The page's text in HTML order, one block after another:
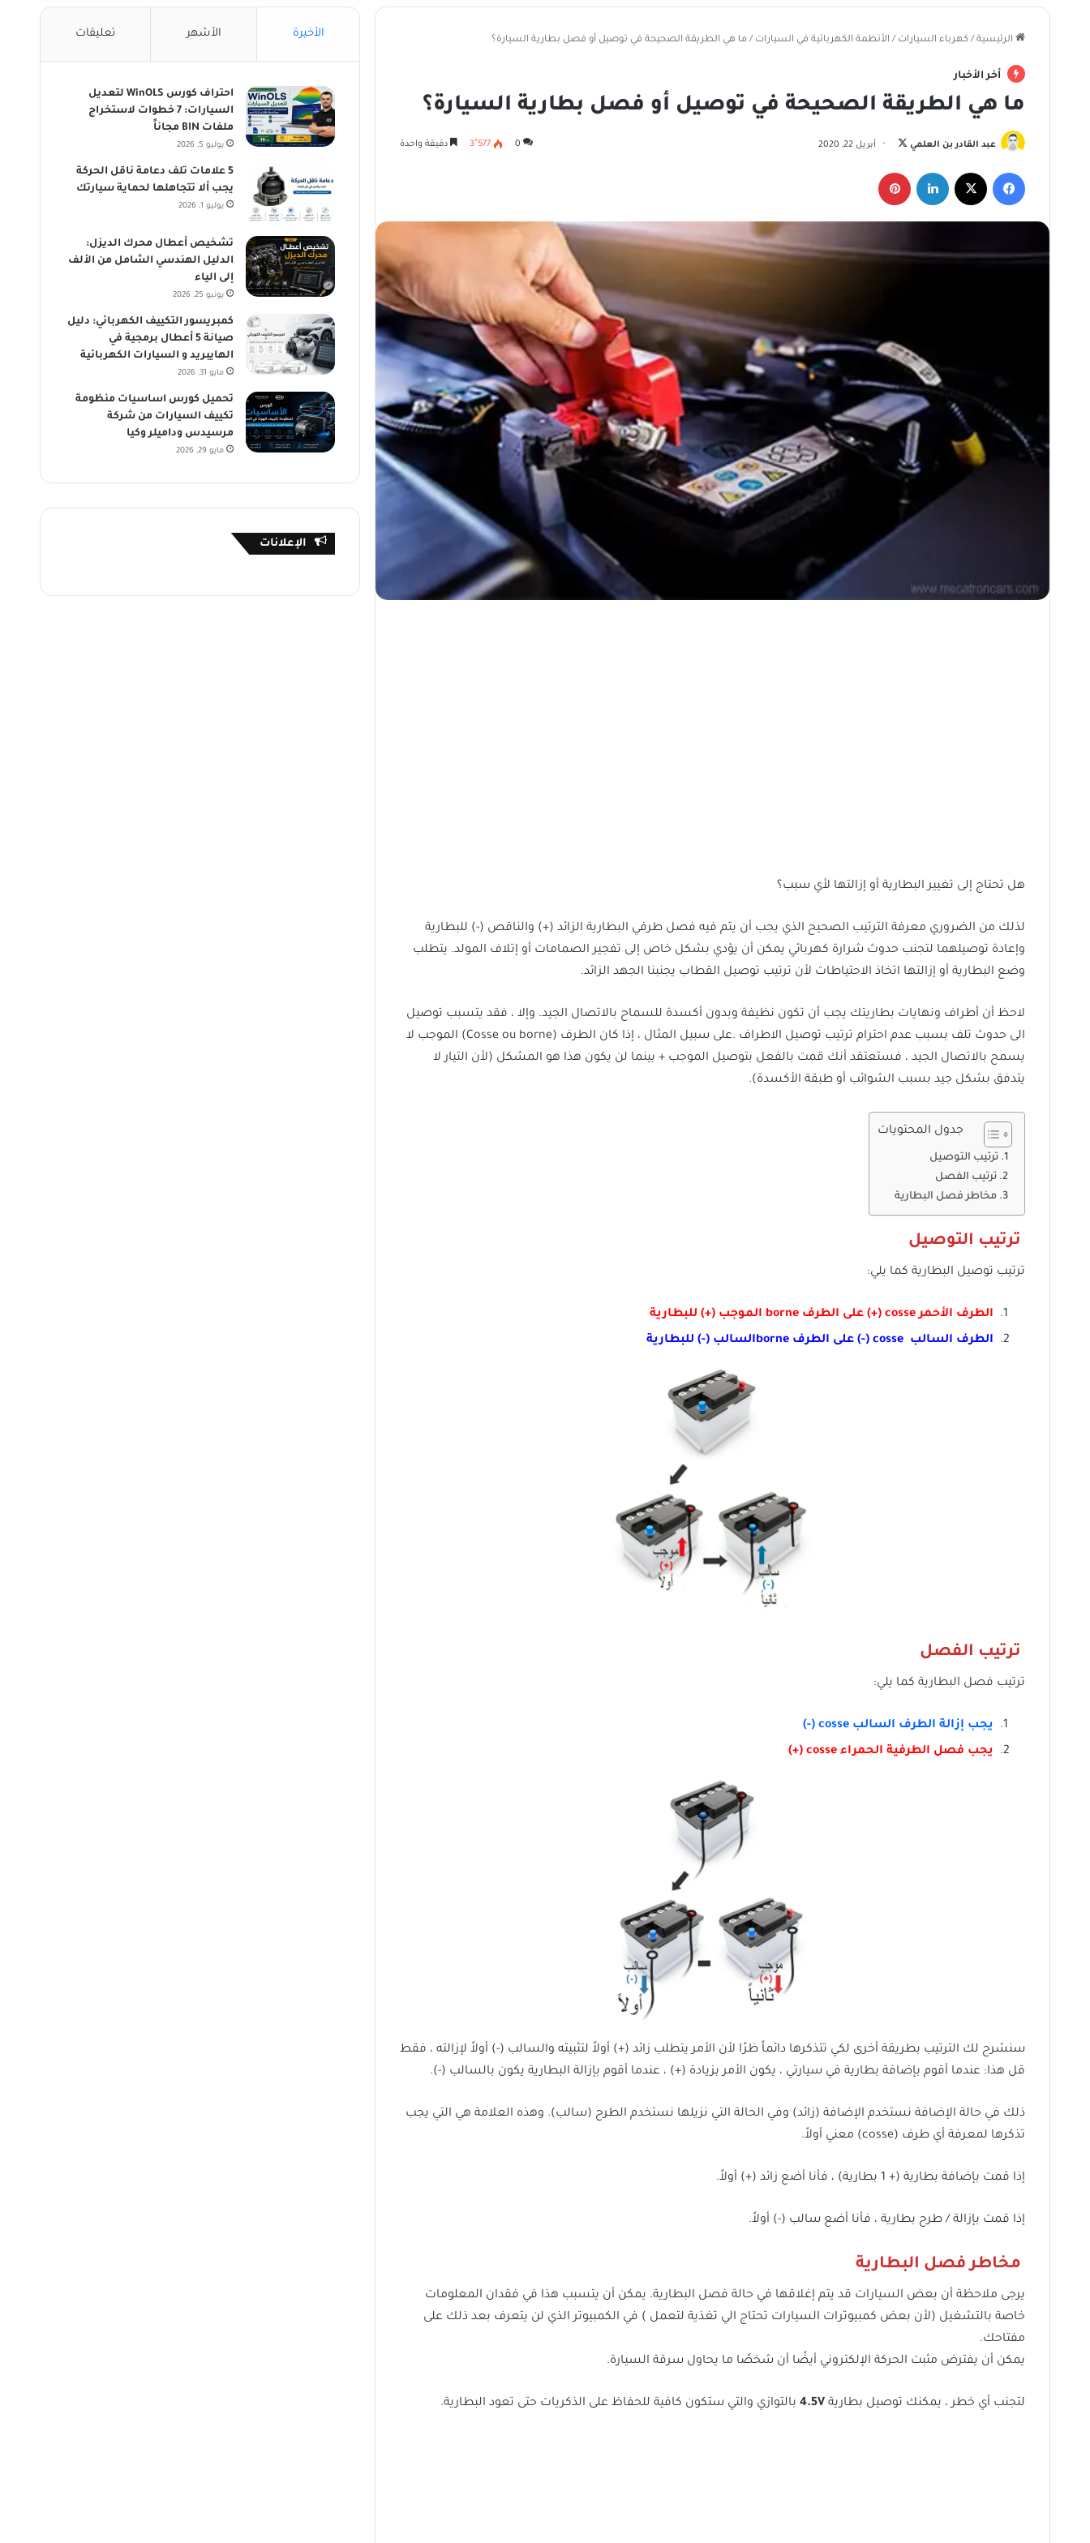
الرئيسية / كهرباء السيارات / الأنظمة الكهربائية في السيارات / ما هي الطريقة الصحيحة في توصيل أو فصل بطارية السيارة؟
أخر الأخبار
ما هي الطريقة الصحيحة في توصيل أو فصل بطارية السيارة؟
عبد القادر بن العلمي
تابع
X
أبريل 22, 2020 0 3٬577 دقيقة واحدة
فيسبوك لينكدإن
هل تحتاج إلى تغيير البطارية أو إزالتها لأي سبب؟
لذلك من الضروري معرفة الترتيب الصحيح الذي يجب أن يتم فيه فصل طرفي البطارية الزائد (+) والناقص (-) للبطارية
وإعادة توصيلهما لتجنب حدوث شرارة كهربائي يمكن أن يؤدي بشكل خاص إلى تفجير الصمامات أو إتلاف المولد. يتطلب
وضع البطارية أو إزالتها اتخاذ الاحتياطات لأن ترتيب توصيل القطاب يجنبنا الجهد الزائد.
لاحظ أن أطراف ونهايات بطاريتك يجب أن تكون نظيفة وبدون أكسدة للسماح بالاتصال الجيد. وإلا ، فقد يتسبب توصيل
الى حدوث تلف بسبب عدم احترام ترتيب توصيل الاطراف .على سبيل المثال ، إذا كان الطرف (Cosse ou borne) الموجب لا
يسمح بالاتصال الجيد ، فستعتقد أنك قمت بالفعل بتوصيل الموجب + بينما لن يكون هذا هو المشكل (لأن التيار لا
يتدفق بشكل جيد بسبب الشوائب أو طبقة الأكسدة).
جدول المحتويات
ترتيب التوصيل
ترتيب الفصل
مخاطر فصل البطارية
ترتيب التوصيل
ترتيب توصيل البطارية كما يلي:
الطرف الأحمر cosse (+) على الطرف borne الموجب (+) للبطارية
الطرف السالب cosse (-) على الطرف borneالسالب (-) للبطارية
ترتيب الفصل
ترتيب فصل البطارية كما يلي:
يجب إزالة الطرف السالب cosse (-)
يجب فصل الطرفية الحمراء cosse (+)
سنشرح لك الترتيب بطريقة أخرى لكي تتذكرها دائماً ظرًا لأن الأمر يتطلب زائد (+) أولاً لتثبيته والسالب (-) أولاً لإزالته ، فقط
قل هذا: عندما أقوم بإضافة بطارية في سيارتي ، يكون الأمر بزيادة (+) ، عندما أقوم بإزالة البطارية يكون بالسالب (-).
ذلك في حالة الإضافة نستخدم الإضافة (زائد) وفي الحالة التي نزيلها نستخدم الطرح (سالب). وهذه العلامة هي التي يجب
تذكرها لمعرفة أي طرف (cosse) معني أولاً.
إذا قمت بإضافة بطارية (+ 1 بطارية) ، فأنا أضع زائد (+) أولاً.
إذا قمت بإزالة / طرح بطارية ، فأنا أضع سالب (-) أولاً.
مخاطر فصل البطارية
يرجى ملاحظة أن بعض السيارات قد يتم إغلاقها في حالة فصل البطارية. يمكن أن يتسبب هذا في فقدان المعلومات
خاصة بالتشغيل (لأن بعض كمبيوترات السيارات تحتاج الي تغذية لتعمل ) في الكمبيوتر الذي لن يتعرف بعد ذلك على
مفتاحك.
يمكن أن يفترض مثبت الحركة الإلكتروني أيضًا أن شخصًا ما يحاول سرقة السيارة.
لتجنب أي خطر ، يمكنك توصيل بطارية 4.5Vبالتوازي والتي ستكون كافية للحفاظ على الذكريات حتى تعود البطارية.
الأخيرة الأشهر تعليقات
احتراف كورس WinOLS لتعديل
السيارات: 7 خطوات لاستخراج
ملفات BIN مجاناً
يوليو 5, 2026
5 علامات تلف دعامة ناقل الحركة
يجب ألا تتجاهلها لحماية سيارتك
يوليو 1, 2026
تشخيص أعطال محرك الديزل:
الدليل الهندسي الشامل من الألف
إلى الياء
يونيو 25, 2026
كمبريسور التكييف الكهربائي: دليل
صيانة 5 أعطال برمجية في
الهايبريد و السيارات الكهربائية
مايو 31, 2026
تحميل كورس اساسيات منظومة
تكييف السيارات من شركة
مرسيدس وداميلر وكيا
مايو 29, 2026
الإعلانات